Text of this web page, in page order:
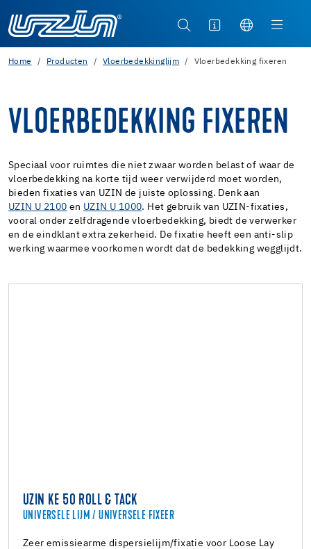
Home Producten Vloerbedekkinglijm Vloerbedekking fixeren
VLOERBEDEKKING FIXEREN
Speciaal voor ruimtes die niet zwaar worden belast of waar de
vloerbedekking na korte tijd weer verwijderd moet worden,
bieden fixaties van UZIN de juiste oplossing. Denk aan
UZIN U 2100 en UZIN U 1000. Het gebruik van UZIN-fixaties,
vooral onder zelfdragende vloerbedekking, biedt de verwerker
en de eindklant extra zekerheid. De fixatie heeft een anti-slip
werking waarmee voorkomen wordt dat de bedekking wegglijdt.
UZIN KE 50 ROLL & TACK
UNIVERSELE LIJM / UNIVERSELE FIXEER
Zeer emissiearme dispersielijm/fixatie voor Loose Lay